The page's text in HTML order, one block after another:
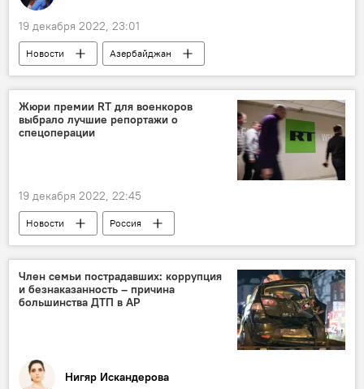
19 декабря 2022, 23:01
Новости
Азербайджан
Низами Гянджеви
Кино премьера
Жюри премии RT для военкоров
выбрало лучшие репортажи о
спецоперации
19 декабря 2022, 22:45
Новости
Россия
МИА "Россия сегодня"
военкор
Премия
Член семьи пострадавших: коррупция
и безнаказанность – причина
большинства ДТП в АР
Нигяр Искандерова